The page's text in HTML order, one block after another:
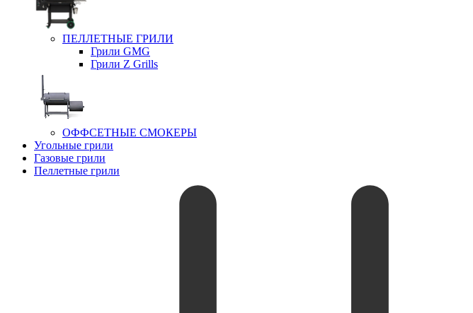
ПЕЛЛЕТНЫЕ ГРИЛИ
Грили GMG
Грили Z Grills
ОФФСЕТНЫЕ СМОКЕРЫ
Угольные грили
Газовые грили
Пеллетные грили